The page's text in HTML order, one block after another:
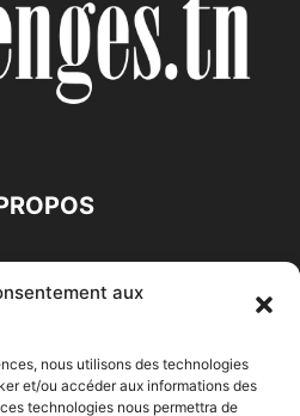
aux
nous utilisons des technologies
et/ou accéder aux informations des
technologies nous permettra de